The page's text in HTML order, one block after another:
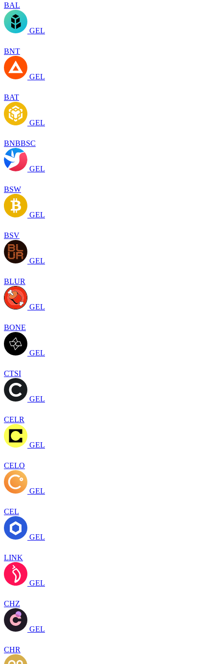
BAL
GEL
BNT
GEL
BAT
GEL
BNBBSC
GEL
BSW
GEL
BSV
GEL
BLUR
GEL
BONE
GEL
CTSI
GEL
CELR
GEL
CELO
GEL
CEL
GEL
LINK
GEL
CHZ
GEL
CHR